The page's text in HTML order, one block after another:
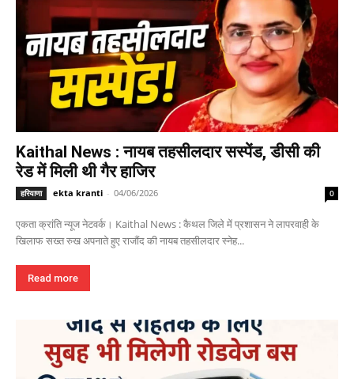
Kaithal News : नायब तहसीलदार सस्पेंड, डीसी की
रेड में मिली थी गैर हाजिर
हरियाणा ekta kranti - 04/06/2026 0
एकता क्रांति न्यूज नेटवर्क। Kaithal News : कैथल जिले में प्रशासन ने लापरवाही के
खिलाफ सख्त रुख अपनाते हुए राजौंद की नायब तहसीलदार स्नेह...
Read more